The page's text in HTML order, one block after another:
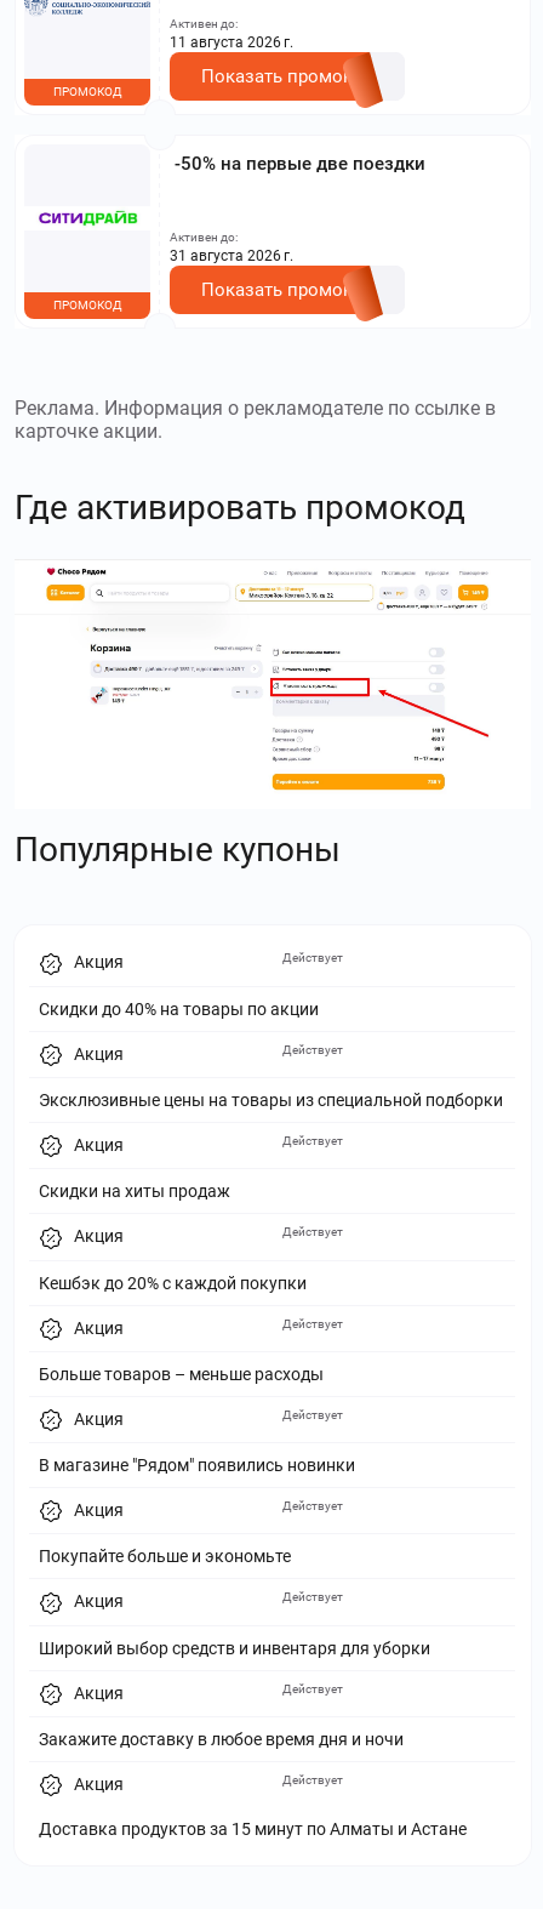
на сайте.
ПРОМОКОД
Активен до:
11 августа 2026 г.
Показать промокод
-50% на первые две поездки
ПРОМОКОД
Активен до:
31 августа 2026 г.
Показать промокод
Реклама. Информация о рекламодателе по ссылке в
карточке акции.
Где активировать промокод
Популярные купоны
Акция
Скидки до 40% на товары по акции
Действует
Акция
Эксклюзивные цены на товары из специальной подборки
Действует
Акция
Скидки на хиты продаж
Действует
Акция
Кешбэк до 20% с каждой покупки
Действует
Акция
Больше товаров – меньше расходы
Действует
Акция
В магазине "Рядом" появились новинки
Действует
Акция
Покупайте больше и экономьте
Действует
Акция
Широкий выбор средств и инвентаря для уборки
Действует
Акция
Закажите доставку в любое время дня и ночи
Действует
Акция
Доставка продуктов за 15 минут по Алматы и Астане
Действует